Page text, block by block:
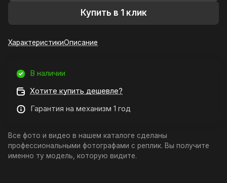
Купить в 1 клик
ХарактеристикиОписание
В наличии
Хотите купить дешевле?
Гарантия на механизм 1 год
Все фото и видео в нашем каталоге сделаны
профессиональными фотографами с реплик. Вы получите
именно ту модель, которую видите.